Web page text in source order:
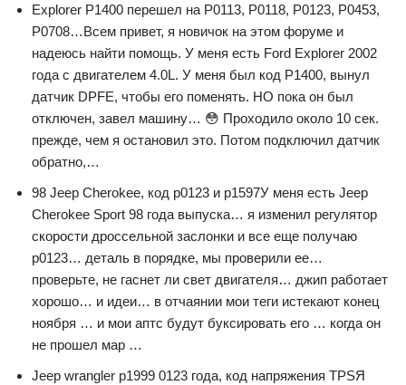
Explorer P1400 перешел на P0113, P0118, P0123, P0453,
P0708…Всем привет, я новичок на этом форуме и
надеюсь найти помощь. У меня есть Ford Explorer 2002
года с двигателем 4.0L. У меня был код P1400, вынул
датчик DPFE, чтобы его поменять. НО пока он был
отключен, завел машину… 😳 Проходило около 10 сек.
прежде, чем я остановил это. Потом подключил датчик
обратно,…
98 Jeep Cherokee, код p0123 и p1597У меня есть Jeep
Cherokee Sport 98 года выпуска… я изменил регулятор
скорости дроссельной заслонки и все еще получаю
p0123… деталь в порядке, мы проверили ее…
проверьте, не гаснет ли свет двигателя… джип работает
хорошо… и идеи… в отчаянии мои теги истекают конец
ноября … и мои аптс будут буксировать его … когда он
не прошел мар …
Jeep wrangler p1999 0123 года, код напряжения TPSЯ